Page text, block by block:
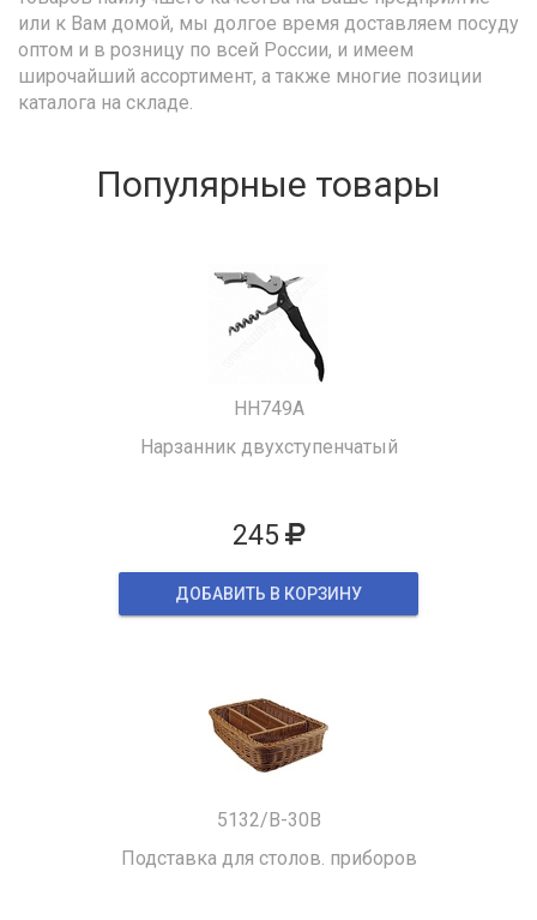
или к Вам домой, мы долгое время доставляем посуду
оптом и в розницу по всей России, и имеем
широчайший ассортимент, а также многие позиции
каталога на складе.
Популярные товары
HH749A
Нарзанник двухступенчатый
245
ДОБАВИТЬ В КОРЗИНУ
5132/B-30B
Подставка для столов. приборов